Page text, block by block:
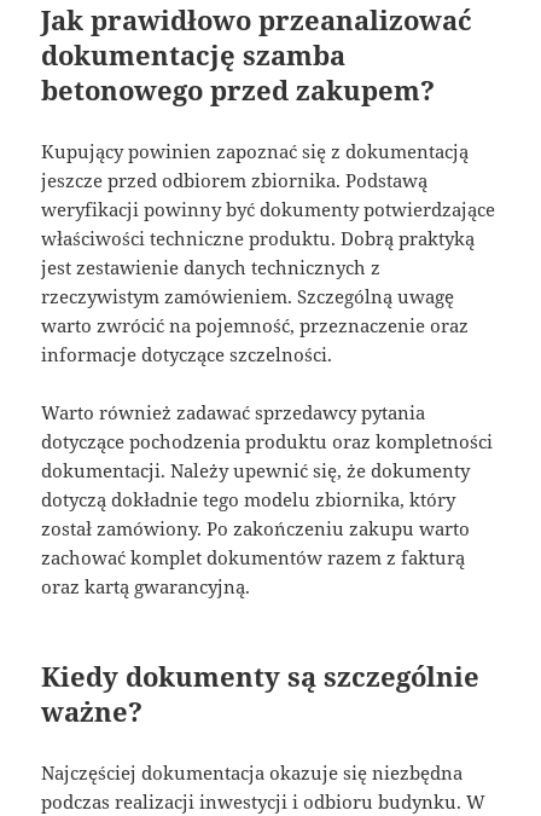
Jak prawidłowo przeanalizować
dokumentację szamba
betonowego przed zakupem?
Kupujący powinien zapoznać się z dokumentacją
jeszcze przed odbiorem zbiornika. Podstawą
weryfikacji powinny być dokumenty potwierdzające
właściwości techniczne produktu. Dobrą praktyką
jest zestawienie danych technicznych z
rzeczywistym zamówieniem. Szczególną uwagę
warto zwrócić na pojemność, przeznaczenie oraz
informacje dotyczące szczelności.
Warto również zadawać sprzedawcy pytania
dotyczące pochodzenia produktu oraz kompletności
dokumentacji. Należy upewnić się, że dokumenty
dotyczą dokładnie tego modelu zbiornika, który
został zamówiony. Po zakończeniu zakupu warto
zachować komplet dokumentów razem z fakturą
oraz kartą gwarancyjną.
Kiedy dokumenty są szczególnie
ważne?
Najczęściej dokumentacja okazuje się niezbędna
podczas realizacji inwestycji i odbioru budynku. W